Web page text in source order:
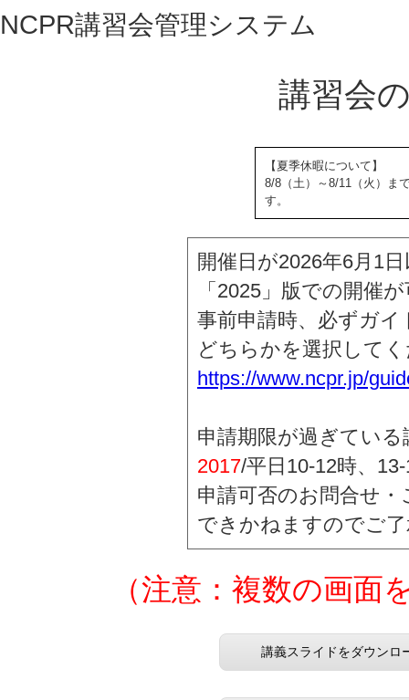
NCPR講習会管理システム
講習会
【夏季休暇について】
8/8（土）～8/11（火）ま
す。
開催日が2026年6月1
「2025」版での開催
事前申請時、必ずガ
どちらかを選択して
https://www.ncpr.jp/
申請期限が過ぎてい
2017/平日10-12時、
申請可否のお問合せ
できかねますのでご
（注意：複数の画面
講義スライドをダウンロ